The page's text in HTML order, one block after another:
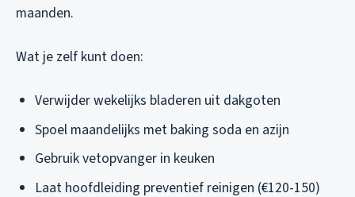
maanden.
Wat je zelf kunt doen:
Verwijder wekelijks bladeren uit dakgoten
Spoel maandelijks met baking soda en azijn
Gebruik vetopvanger in keuken
Laat hoofdleiding preventief reinigen (€120-150)